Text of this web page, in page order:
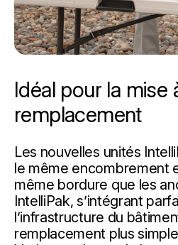
Idéal pour la mise
remplacement
Les nouvelles unités
le même encombrement
même bordure que les
IntelliPak, s’intégrant
l’infrastructure du
remplacement plus